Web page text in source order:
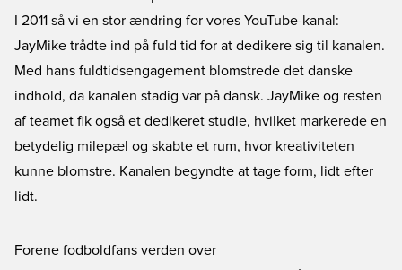
I 2011 så vi en stor ændring for vores YouTube-kanal:
JayMike trådte ind på fuld tid for at dedikere sig til kanalen.
Med hans fuldtidsengagement blomstrede det danske
indhold, da kanalen stadig var på dansk. JayMike og resten
af teamet fik også et dedikeret studie, hvilket markerede en
betydelig milepæl og skabte et rum, hvor kreativiteten
kunne blomstre. Kanalen begyndte at tage form, lidt efter
lidt.
Forene fodboldfans verden over